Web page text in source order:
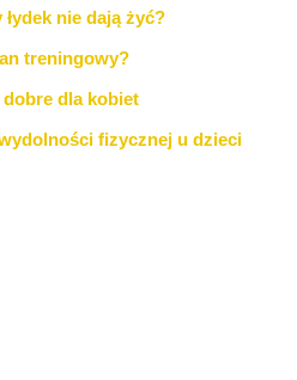
nie dają żyć?
treningowy?
dobre dla kobiet
fizycznej u dzieci